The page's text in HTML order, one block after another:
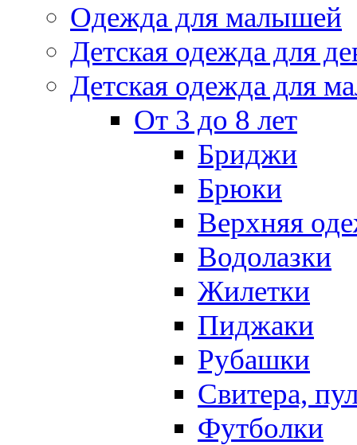
Одежда для малышей
Детская одежда для
Детская одежда для
От 3 до 8 лет
Бриджи
Брюки
Верхняя
Водолазки
Жилетки
Пиджаки
Рубашки
Свитера,
Футболки